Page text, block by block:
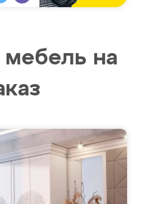
мебель на